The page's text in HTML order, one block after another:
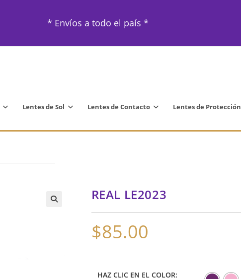
* Envíos a todo el país *
Lentes de Sol Lentes de Contacto Lentes de Protección
REAL LE2023
$85.00
HAZ CLIC EN EL COLOR: